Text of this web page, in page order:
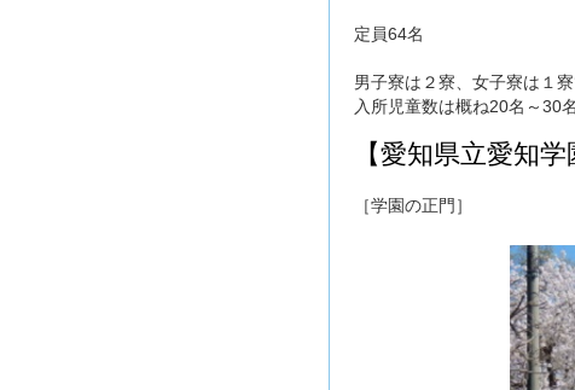
定員64名
男子寮は２寮、女子寮は１寮
入所児童数は概ね20名～30
【愛知県立愛知学
［学園の正門］